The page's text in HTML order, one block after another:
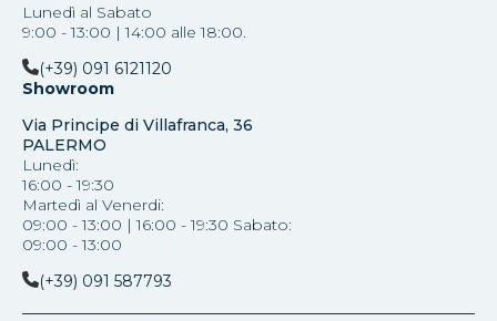
Lunedì al Sabato
9:00 - 13:00 | 14:00 alle 18:00.
(+39) 091 6121120
Showroom
Via Principe di Villafranca, 36
PALERMO
Lunedì:
16:00 - 19:30
Martedì al Venerdi:
09:00 - 13:00 | 16:00 - 19:30 Sabato:
09:00 - 13:00
(+39) 091 587793